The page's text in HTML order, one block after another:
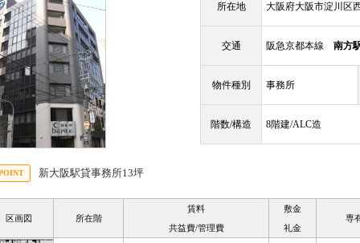
所在地 大阪府大阪市淀川区
交通 阪急京都本線 南方
物件種別 事務所
階数/構造 8階建/ALC造
新大阪駅貸事務所13坪
区画図 所在階
賃料
共益費/管理費
敷金
礼金
専